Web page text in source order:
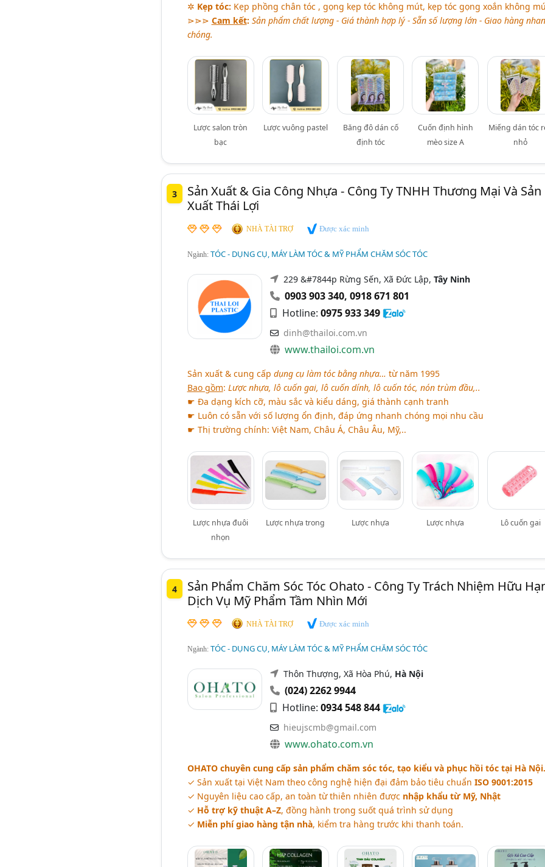
✲ Kẹp tóc: Kẹp phồng chân tóc , gọng kẹp tóc không mút, kẹp tóc gọng xoắn không
⋗⋗⋗ Cam kết: Sản phẩm chất lượng - Giá thành hợp lý - Sẵn số lượng lớn - Giao hàng
chóng.
Lược salon tròn
bạc
Lược vuông pastel
Băng đô dán cố
định tóc
Cuốn định hình
mèo size A
Miếng dán tóc
nhỏ
3
Sản Xuất & Gia Công Nhựa - Công Ty TNHH Thương Mại Và Sản
Xuất Thái Lợi
NHÀ TÀI TRỢ Được xác minh
Ngành: TÓC - DỤNG CỤ, MÁY LÀM TÓC & MỸ PHẨM CHĂM SÓC TÓC
229 &#7844p Rừng Sến, Xã Đức Lập, Tây Ninh
0903 903 340, 0918 671 801
Hotline: 0975 933 349
dinh@thailoi.com.vn
www.thailoi.com.vn
Sản xuất & cung cấp dụng cụ làm tóc bằng nhựa… từ năm 1995
Bao gồm: Lược nhựa, lô cuốn gai, lô cuốn dính, lô cuốn tóc, nón trùm đầu,..
☛ Đa dạng kích cỡ, màu sắc và kiểu dáng, giá thành cạnh tranh
☛ Luôn có sẵn với số lượng ổn định, đáp ứng nhanh chóng mọi nhu cầu
☛ Thị trường chính: Việt Nam, Châu Á, Châu Âu, Mỹ,..
Lược nhựa đuôi
nhọn
Lược nhựa trong Lược nhựa Lược nhựa Lô cuốn gai
4
Sản Phẩm Chăm Sóc Tóc Ohato - Công Ty Trách Nhiệm Hữu
Dịch Vụ Mỹ Phẩm Tầm Nhìn Mới
NHÀ TÀI TRỢ Được xác minh
Ngành: TÓC - DỤNG CỤ, MÁY LÀM TÓC & MỸ PHẨM CHĂM SÓC TÓC
Thôn Thượng, Xã Hòa Phú, Hà Nội
(024) 2262 9944
Hotline: 0934 548 844
hieujscmb@gmail.com
www.ohato.com.vn
OHATO chuyên cung cấp sản phẩm chăm sóc tóc, tạo kiểu và phục hồi tóc tại Hà Nội.
✓ Sản xuất tại Việt Nam theo công nghệ hiện đại đảm bảo tiêu chuẩn ISO 9001:2015
✓ Nguyên liệu cao cấp, an toàn từ thiên nhiên được nhập khẩu từ Mỹ, Nhật
✓ Hỗ trợ kỹ thuật A–Z, đồng hành trong suốt quá trình sử dụng
✓ Miễn phí giao hàng tận nhà, kiểm tra hàng trước khi thanh toán.